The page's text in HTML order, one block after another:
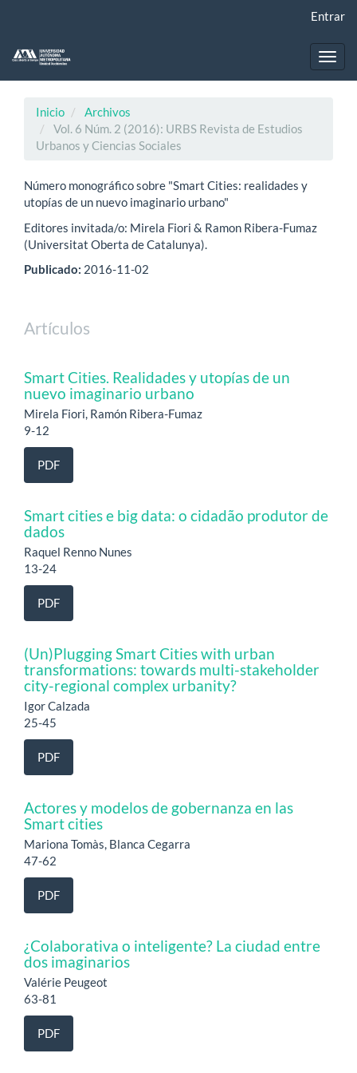
principal
Entrar
Inicio
Archivos
Vol. 6 Núm. 2 (2016): URBS Revista de Estudios
Urbanos y Ciencias Sociales
Número monográfico sobre "Smart Cities: realidades y
utopías de un nuevo imaginario urbano"
Editores invitada/o: Mirela Fiori & Ramon Ribera-Fumaz
(Universitat Oberta de Catalunya).
Publicado: 2016-11-02
Artículos
Smart Cities. Realidades y utopías de un
nuevo imaginario urbano
Mirela Fiori, Ramón Ribera-Fumaz
9-12
PDF
Smart cities e big data: o cidadão produtor de
dados
Raquel Renno Nunes
13-24
PDF
(Un)Plugging Smart Cities with urban
transformations: towards multi-stakeholder
city-regional complex urbanity?
Igor Calzada
25-45
PDF
Actores y modelos de gobernanza en las
Smart cities
Mariona Tomàs, Blanca Cegarra
47-62
PDF
¿Colaborativa o inteligente? La ciudad entre
dos imaginarios
Valérie Peugeot
63-81
PDF